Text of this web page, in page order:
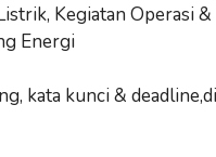
Kegiatan Operasi
Energi
kata kunci &